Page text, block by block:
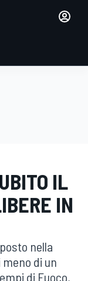
IL
IN
nella
di un
di Fuoco,